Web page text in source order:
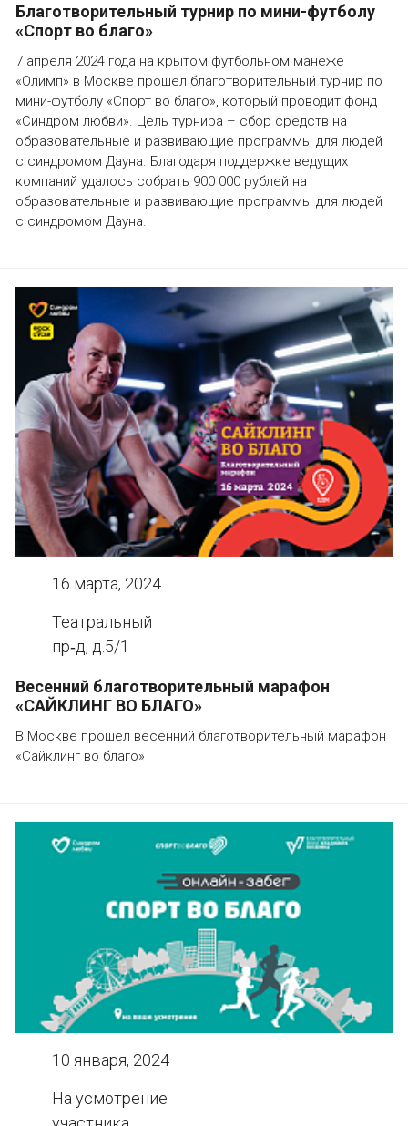
Благотворительный турнир по мини-футболу
«Спорт во благо»
7 апреля 2024 года на крытом футбольном манеже
«Олимп» в Москве прошел благотворительный турнир по
мини-футболу «Спорт во благо», который проводит фонд
«Синдром любви». Цель турнира – сбор средств на
образовательные и развивающие программы для людей
с синдромом Дауна. Благодаря поддержке ведущих
компаний удалось собрать 900 000 рублей на
образовательные и развивающие программы для людей
с синдромом Дауна.
16 марта, 2024
Театральный
пр‑д, д.5/1
Весенний благотворительный марафон
«САЙКЛИНГ ВО БЛАГО»
В Москве прошел весенний благотворительный марафон
«Сайклинг во благо»
10 января, 2024
На усмотрение